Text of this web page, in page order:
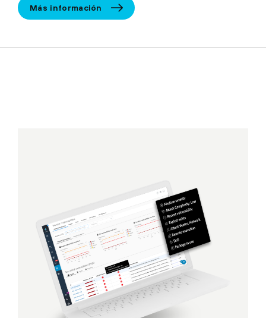
Más información